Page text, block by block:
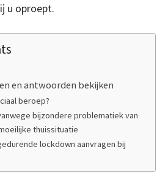
u oproept.
en antwoorden bekijken
beroep?
bijzondere problematiek van
thuissituatie
lockdown aanvragen bij